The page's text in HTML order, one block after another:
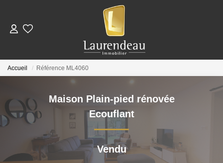
ACHETER
Nos Annonces De Location
Télécharger Le Dossier De Candidature Locataire
ESTIMER
Accueil Référence ML4060
Maison Plain-pied rénovée
Ecouflant
Vendu